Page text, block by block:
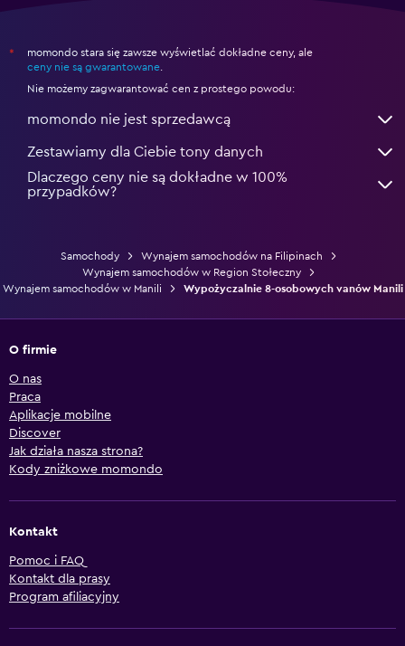
*
momondo stara się zawsze wyświetlać dokładne ceny, ale
ceny nie są gwarantowane.
Nie możemy zagwarantować cen z prostego powodu:
momondo nie jest sprzedawcą
Zestawiamy dla Ciebie tony danych
Dlaczego ceny nie są dokładne w 100%
przypadków?
Samochody
Wynajem samochodów na Filipinach
Wynajem samochodów w Region Stołeczny
Wynajem samochodów w Manili
Wypożyczalnie 8-osobowych vanów Manili
O firmie
O nas
Praca
Aplikacje mobilne
Discover
Jak działa nasza strona?
Kody zniżkowe momondo
Kontakt
Pomoc i FAQ
Kontakt dla prasy
Program afiliacyjny